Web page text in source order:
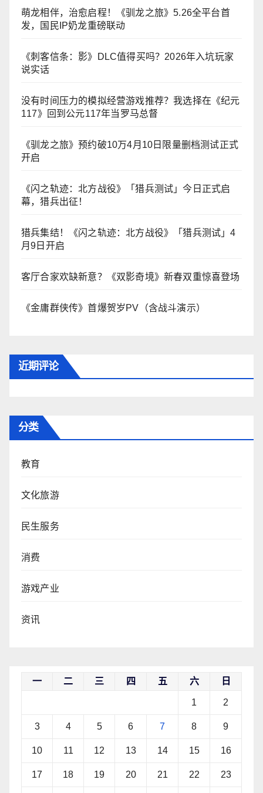
萌龙相伴，治愈启程！《驯龙之旅》5.26全平台首
发，国民IP奶龙重磅联动
《刺客信条：影》DLC值得买吗？2026年入坑玩家
说实话
没有时间压力的模拟经营游戏推荐？我选择在《纪元
117》回到公元117年当罗马总督
《驯龙之旅》预约破10万4月10日限量删档测试正式
开启
《闪之轨迹：北方战役》「猎兵测试」今日正式启
幕，猎兵出征！
猎兵集结！《闪之轨迹：北方战役》「猎兵测试」4
月9日开启
客厅合家欢缺新意？《双影奇境》新春双重惊喜登场
《金庸群侠传》首爆贺岁PV（含战斗演示）
近期评论
分类
教育
文化旅游
民生服务
消费
游戏产业
资讯
一 二 三 四 五 六 日
1 2
3 4 5 6 7 8 9
10 11 12 13 14 15 16
17 18 19 20 21 22 23